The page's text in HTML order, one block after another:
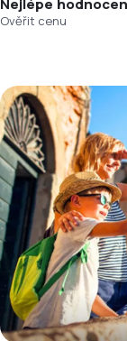
Ověřit cenu